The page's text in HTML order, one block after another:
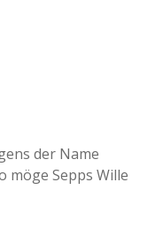
der Name
möge Sepps Wille